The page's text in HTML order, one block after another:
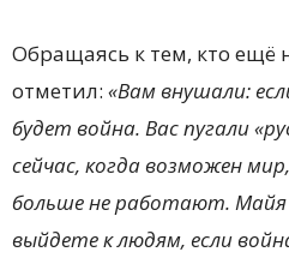
Обращаясь к тем, кто ещё
отметил: «Вам внушали:
будет война. Вас пугали
сейчас, когда возможен
больше не работают. Майя
выйдете к людям, если